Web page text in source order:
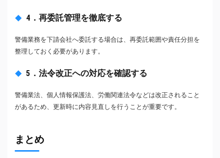
4．再委託管理を徹底する
警備業務を下請会社へ委託する場合は、再委託範囲や責任分担を
整理しておく必要があります。
5．法令改正への対応を確認する
警備業法、個人情報保護法、労働関連法令などは改正されること
があるため、更新時に内容見直しを行うことが重要です。
まとめ